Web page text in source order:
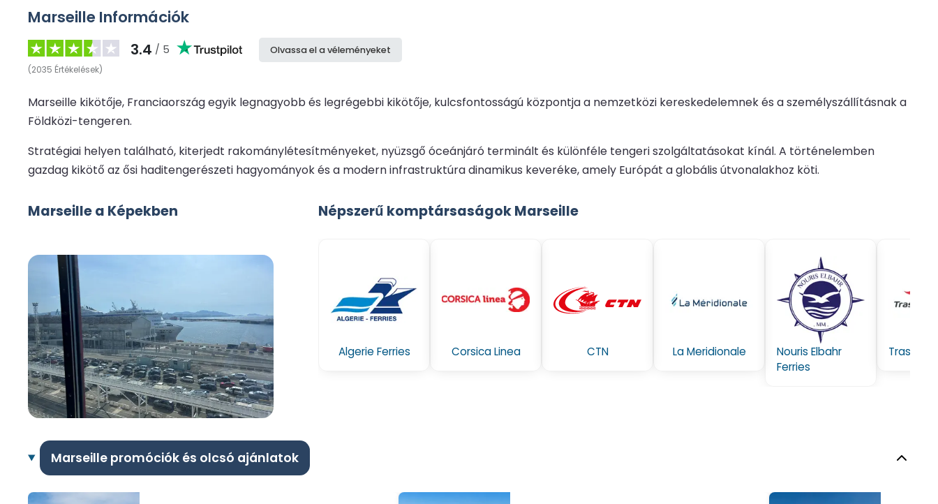
Marseille Információk
3.4 / 5
(2035 Értékelések)
Olvassa el a véleményeket
Marseille kikötője, Franciaország egyik legnagyobb és legrégebbi kikötője, kulcsfontosságú központja a nemzetközi kereskedelemnek és a személyszállításnak a
Földközi-tengeren.
Stratégiai helyen található, kiterjedt rakománylétesítményeket, nyüzsgő óceánjáró terminált és különféle tengeri szolgáltatásokat kínál. A történelemben
gazdag kikötő az ősi haditengerészeti hagyományok és a modern infrastruktúra dinamikus keveréke, amely Európát a globális útvonalakhoz köti.
Marseille a Képekben Népszerű komptársaságok Marseille
Algerie Ferries Corsica Linea CTN La Meridionale
Nouris Elbahr
Ferries
Marseille promóciók és olcsó ajánlatok